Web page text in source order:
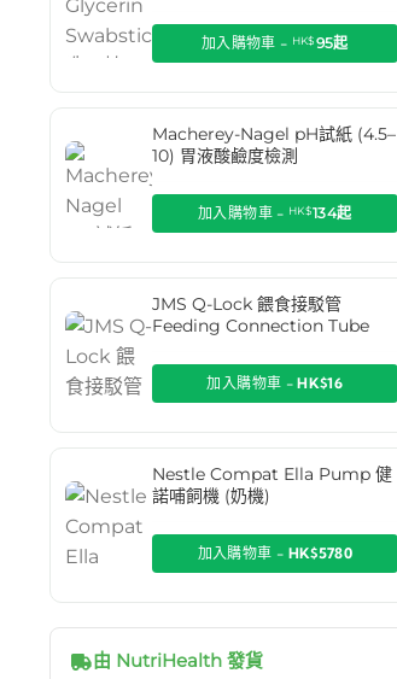
加入購物車 - HK$95起
Macherey-Nagel pH試紙 (4.5–
10) 胃液酸鹼度檢測
加入購物車 - HK$134起
JMS Q-Lock 餵食接駁管
Feeding Connection Tube
加入購物車 -HK$16
Nestle Compat Ella Pump 健
諾哺飼機 (奶機)
加入購物車 - HK$5780
由 NutriHealth 發貨